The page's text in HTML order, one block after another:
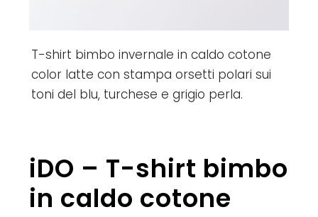
T-shirt bimbo invernale in caldo cotone
color latte con stampa orsetti polari sui
toni del blu, turchese e grigio perla.
iDO – T-shirt bimbo
in caldo cotone